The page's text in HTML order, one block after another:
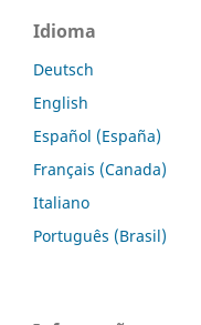
Idioma
Deutsch
English
Español (España)
Français (Canada)
Italiano
Português (Brasil)